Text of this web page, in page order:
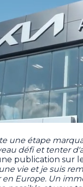
une étape
défi et tenter
publication sur
vie et je suis
Europe. Un